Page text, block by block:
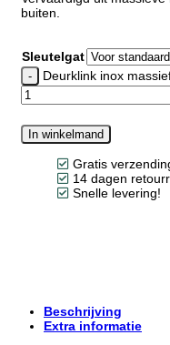
buiten.
Sleutelgat
Deurklink inox
In winkelmand
Gratis
14 dagen
Snelle levering!
Beschrijving
Extra informatie